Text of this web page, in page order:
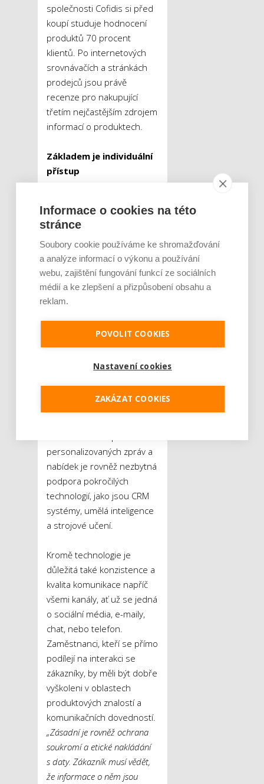
společnosti Cofidis si před
koupí studuje hodnocení
produktů 70 procent
klientů. Po internetových
srovnávačích a stránkách
prodejců jsou právě
recenze pro nakupující
třetím nejčastějším zdrojem
informací o produktech.
Základem je individuální
přístup
v případě internetových
nákupů v některých
oblastech generalizovat,
podle Jana Nedělníka je
podstatné přistupovat
k zákazníkům co možná
nejvíce individuálně. Kvalitní
personalizovaná
komunikace s klienty
vyžaduje především
důkladné porozumění jejich
chování. Klíčem je efektivní
personalizovaných zpráv a
nabídek je rovněž nezbytná
podpora pokročilých
technologií, jako jsou CRM
systémy, umělá inteligence
a strojové učení.
Kromě technologie je
důležitá také konzistence a
kvalita komunikace napříč
všemi kanály, ať už se jedná
o sociální média, e-maily,
chat, nebo telefon.
Zaměstnanci, kteří se přímo
podílejí na interakci se
zákazníky, by měli být dobře
vyškoleni v oblastech
produktových znalostí a
komunikačních dovedností.
„Zásadní je rovněž ochrana
soukromí a etické nakládání
s daty. Zákazník musí vědět,
že informace o něm jsou
Informace o cookies na této
stránce
Soubory cookie používáme ke shromažďování
a analýze informací o výkonu a používání
webu, zajištění fungování funkcí ze sociálních
médií a ke zlepšení a přizpůsobení obsahu a
reklam.
POVOLIT COOKIES
Nastavení cookies
ZAKÁZAT COOKIES